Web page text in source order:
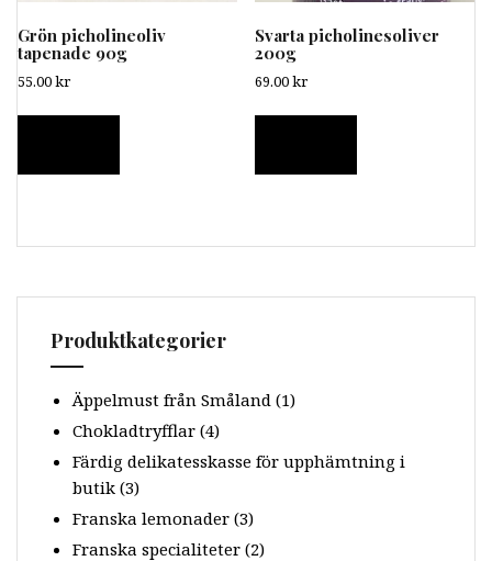
Grön picholineoliv
tapenade 90g
55.00kr
Svarta picholinesoliver
200g
69.00kr
Produktkategorier
Äppelmust från Småland (1)
Chokladtryfflar (4)
Färdig delikatesskasse för upphämtning i
butik (3)
Franska lemonader (3)
Franska specialiteter (2)